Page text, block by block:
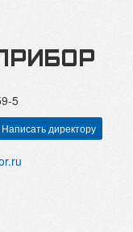
5
Написать директору